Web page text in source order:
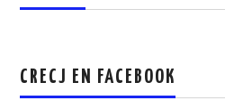
CRECJ EN FACEBOOK